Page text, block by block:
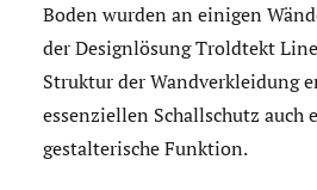
Boden wurden an einigen
der Designlösung Troldtekt
Struktur der Wandverkleidung
essenziellen Schallschutz auch
gestalterische Funktion.